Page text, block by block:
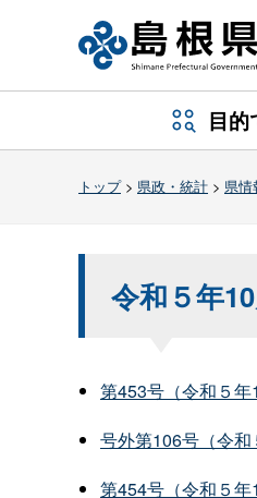
目的
トップ> 県政・統計 > 県
令和５年
第453号（令和５年
号外第106号（令和
第454号（令和５年